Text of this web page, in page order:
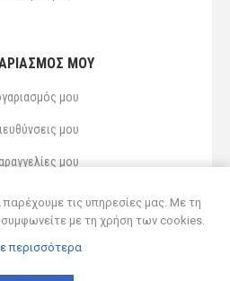
ΜΟΥ
μου
μου
μου
τις υπηρεσίες μας. Με τη
με τη χρήση των cookies.
περισσότερα